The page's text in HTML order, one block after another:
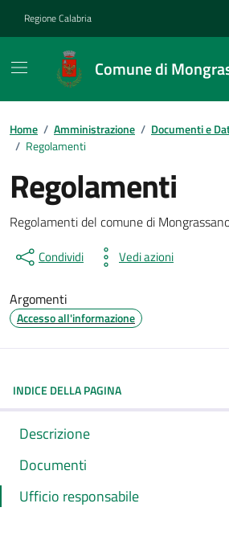
Regione Calabria
Comune di
Home / Amministrazione / Documenti e
/ Regolamenti
Regolamenti
Dettagli del
Regolamenti del comune di
Condividi Vedi azioni
Argomenti
Accesso all'informazione
INDICE DELLA PAGINA
Descrizione
Documenti
Ufficio responsabile